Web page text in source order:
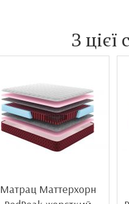
З цієї
Матрац Маттерхорн